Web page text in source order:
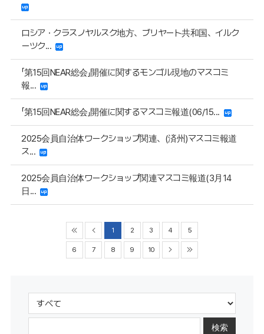
ロシア・クラスノヤルスク地方、ブリヤート共和国、イルク
ーツク...
「第15回NEAR総会」開催に関するモンゴル現地のマスコミ
報...
「第15回NEAR総会」開催に関するマスコミ報道(06/15...
2025会員自治体ワークショップ関連、(済州)マスコミ報道
ス...
2025会員自治体ワークショップ関連マスコミ報道(3月14
日...
1 2 3 4 5
6 7 8 9 10
検索